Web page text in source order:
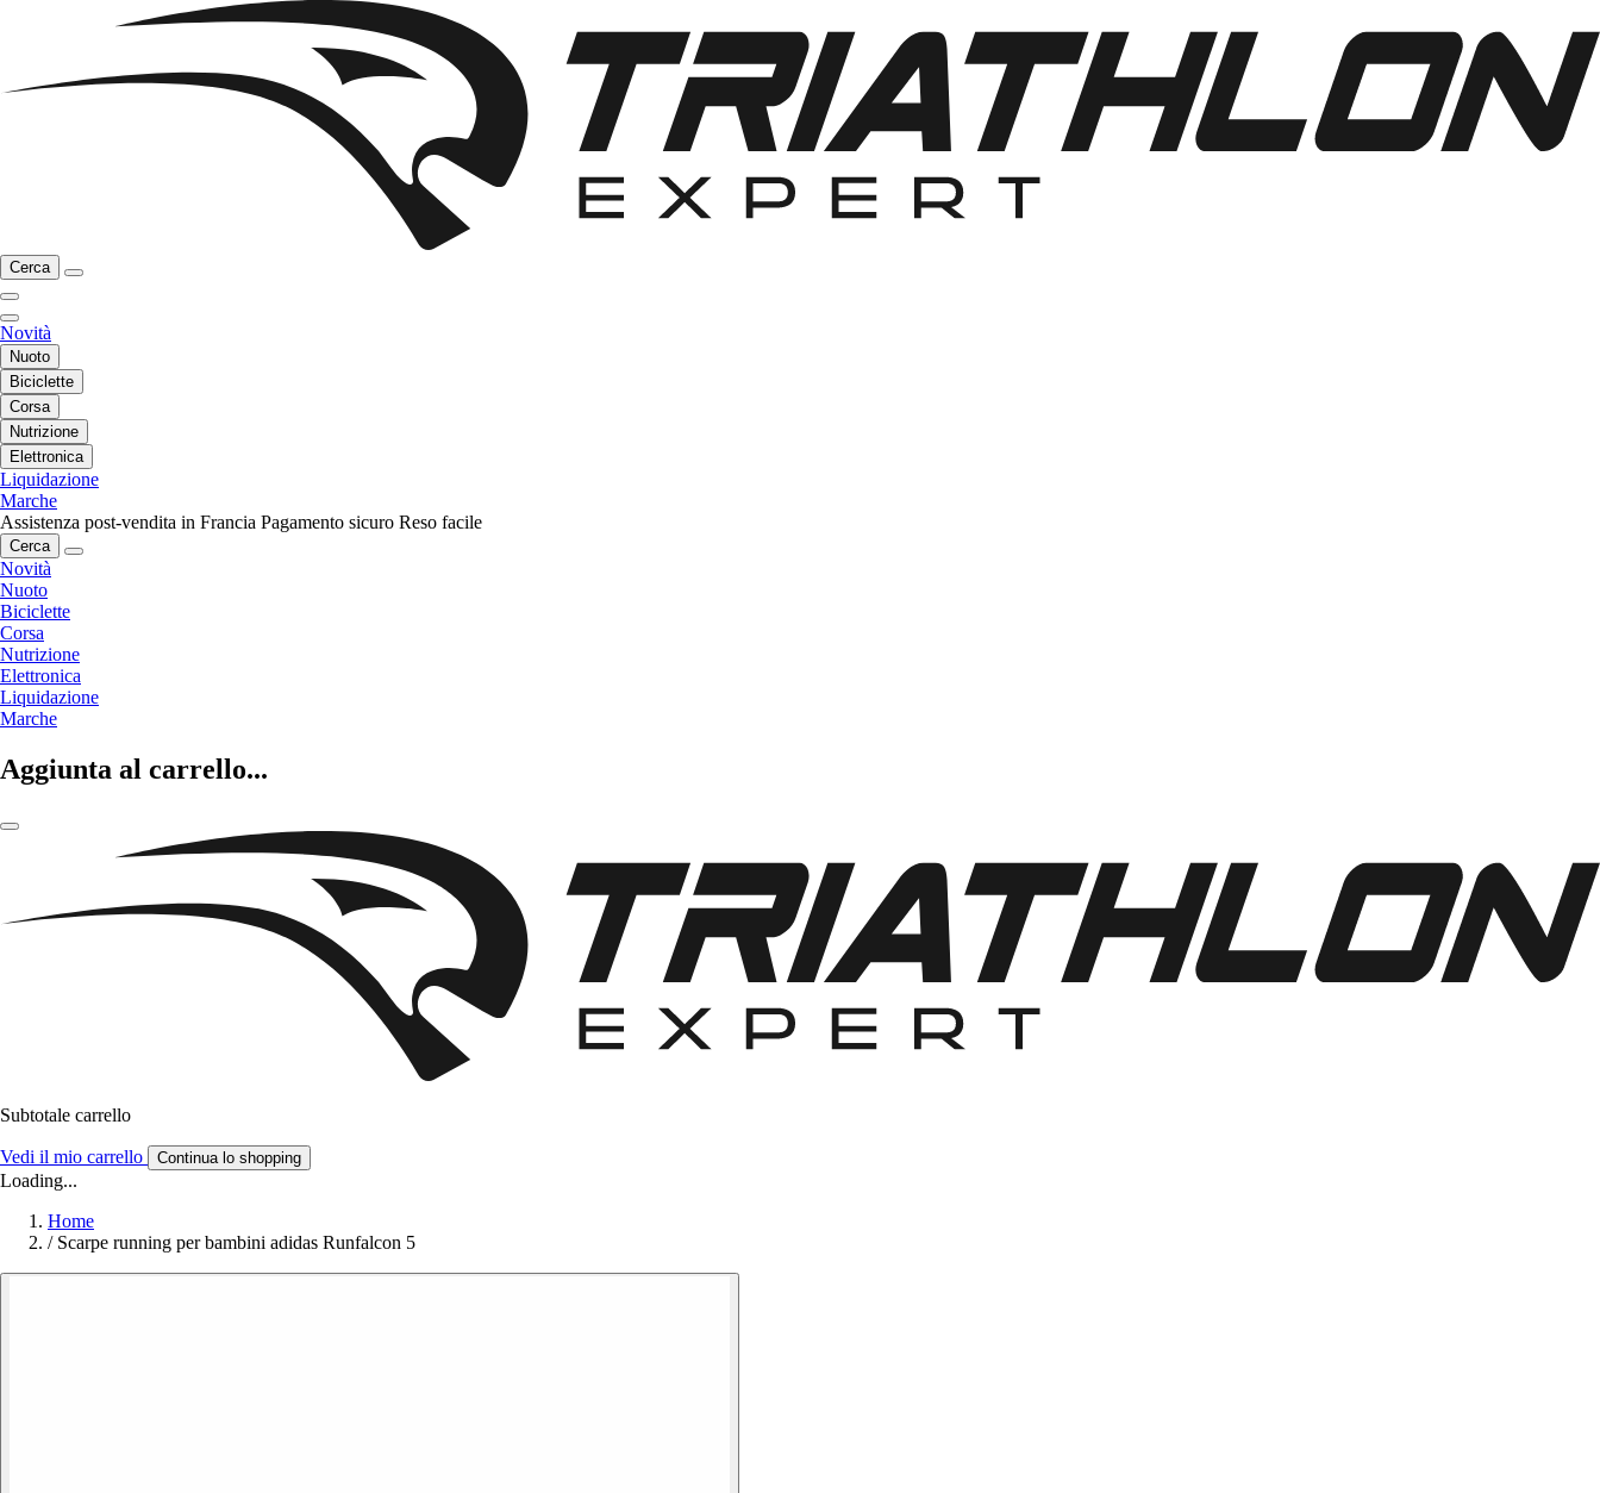
Cerca
Novità
Nuoto
Biciclette
Corsa
Nutrizione
Elettronica
Liquidazione
Marche
Assistenza post-vendita in Francia Pagamento sicuro Reso facile
Cerca
Novità
Nuoto
Biciclette
Corsa
Nutrizione
Elettronica
Liquidazione
Marche
Aggiunta al carrello...
Subtotale carrello
Vedi il mio carrello Continua lo shopping
Loading...
Home
/ Scarpe running per bambini adidas Runfalcon 5